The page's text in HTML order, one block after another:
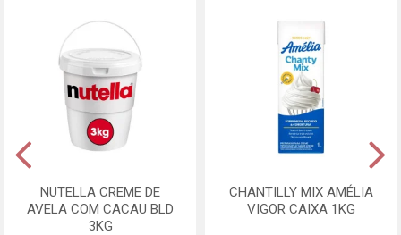
NUTELLA CREME DE
AVELA COM CACAU BLD
3KG
CHANTILLY MIX AMÉLIA
VIGOR CAIXA 1KG